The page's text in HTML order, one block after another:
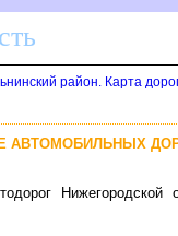
район. Карта
АВТОМОБИЛЬНЫХ